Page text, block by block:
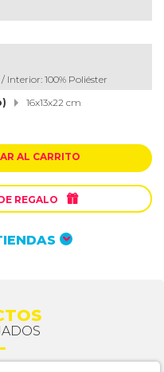
Interior: 100% Poliéster
16x13x22 cm
AL CARRITO
REGALO 